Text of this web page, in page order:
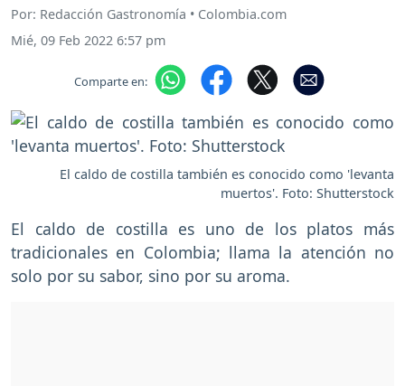
Por: Redacción Gastronomía • Colombia.com
Mié, 09 Feb 2022 6:57 pm
Comparte en:
El caldo de costilla también es conocido como 'levanta
muertos'. Foto: Shutterstock
El caldo de costilla es uno de los platos más
tradicionales en Colombia; llama la atención no
solo por su sabor, sino por su aroma.